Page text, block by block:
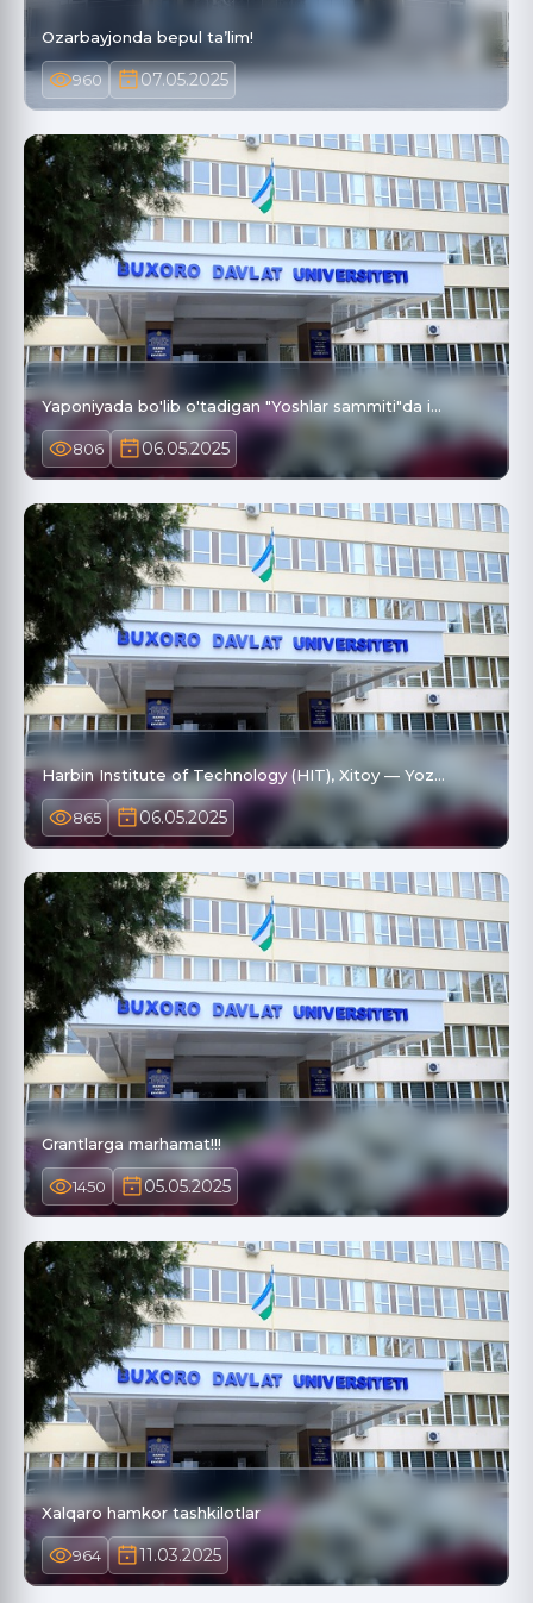
Ozarbayjonda bepul ta’lim!
960 07.05.2025
Yaponiyada bo'lib o'tadigan "Yoshlar sammiti"da i…
806 06.05.2025
Harbin Institute of Technology (HIT), Xitoy — Yoz…
865 06.05.2025
Grantlarga marhamat!!!
1450 05.05.2025
Xalqaro hamkor tashkilotlar
964 11.03.2025